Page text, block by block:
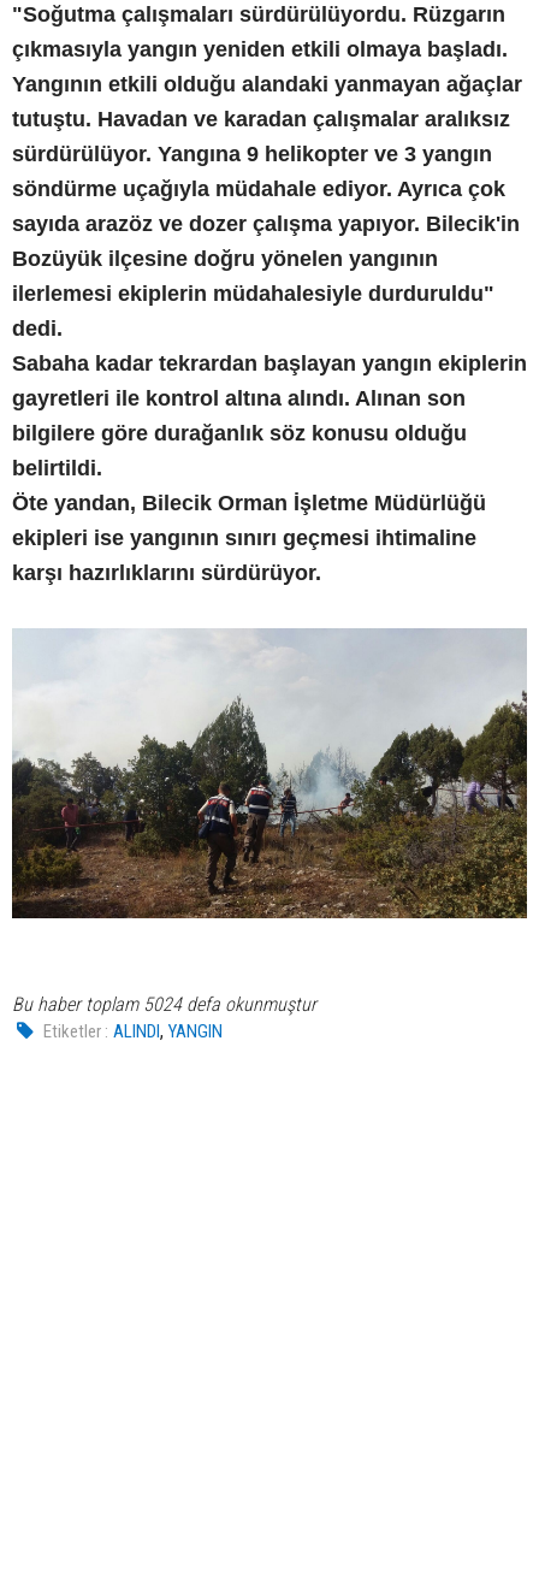
"Soğutma çalışmaları sürdürülüyordu. Rüzgarın
çıkmasıyla yangın yeniden etkili olmaya başladı.
Yangının etkili olduğu alandaki yanmayan ağaçlar
tutuştu. Havadan ve karadan çalışmalar aralıksız
sürdürülüyor. Yangına 9 helikopter ve 3 yangın
söndürme uçağıyla müdahale ediyor. Ayrıca çok
sayıda arazöz ve dozer çalışma yapıyor. Bilecik'in
Bozüyük ilçesine doğru yönelen yangının
ilerlemesi ekiplerin müdahalesiyle durduruldu"
dedi.
Sabaha kadar tekrardan başlayan yangın ekiplerin
gayretleri ile kontrol altına alındı. Alınan son
bilgilere göre durağanlık söz konusu olduğu
belirtildi.
Öte yandan, Bilecik Orman İşletme Müdürlüğü
ekipleri ise yangının sınırı geçmesi ihtimaline
karşı hazırlıklarını sürdürüyor.
Bu haber toplam 5024 defa okunmuştur
Etiketler : ALINDI,YANGIN